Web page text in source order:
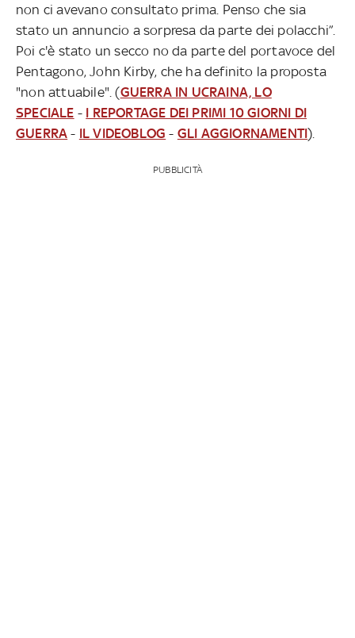
non ci avevano consultato prima. Penso che sia
stato un annuncio a sorpresa da parte dei polacchi”.
Poi c'è stato un secco no da parte del portavoce del
Pentagono, John Kirby, che ha definito la proposta
"non attuabile". (GUERRA IN UCRAINA, LO
SPECIALE - I REPORTAGE DEI PRIMI 10 GIORNI DI
GUERRA - IL VIDEOBLOG - GLI AGGIORNAMENTI).
PUBBLICITÀ